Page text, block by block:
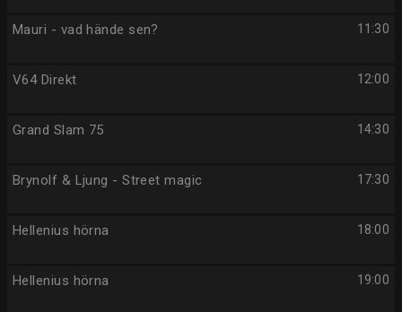
11:30
Mauri - vad hände sen?
12:00
V64 Direkt
14:30
Grand Slam 75
17:30
Brynolf & Ljung - Street magic
18:00
Hellenius hörna
19:00
Hellenius hörna